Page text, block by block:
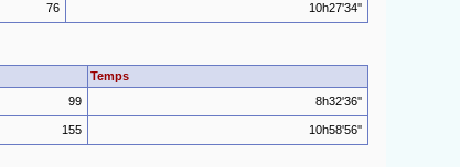
76 10h27'34''
Temps
99 8h32'36''
155 10h58'56''